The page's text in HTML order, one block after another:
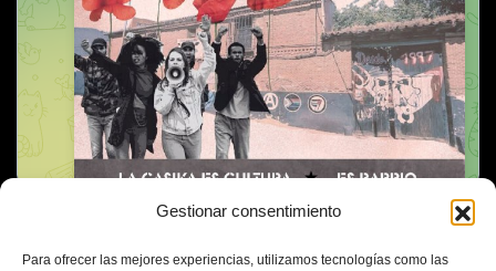
Gestionar consentimiento
Para ofrecer las mejores experiencias, utilizamos tecnologías como las